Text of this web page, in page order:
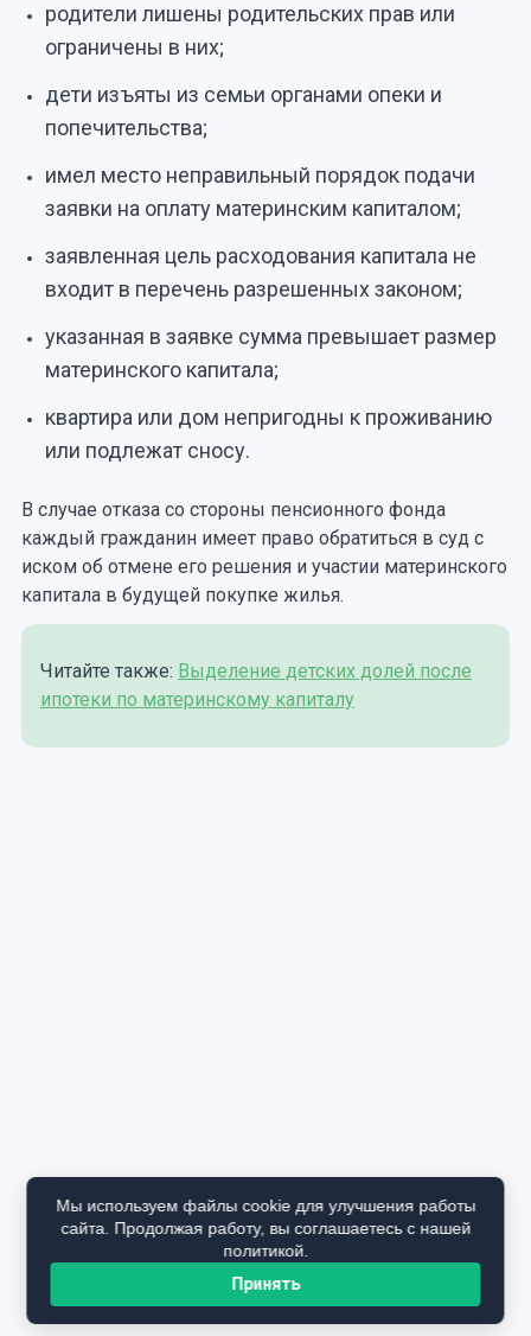
родители лишены родительских прав или
ограничены в них;
дети изъяты из семьи органами опеки и
попечительства;
имел место неправильный порядок подачи
заявки на оплату материнским капиталом;
заявленная цель расходования капитала не
входит в перечень разрешенных законом;
указанная в заявке сумма превышает размер
материнского капитала;
квартира или дом непригодны к проживанию
или подлежат сносу.
В случае отказа со стороны пенсионного фонда
каждый гражданин имеет право обратиться в суд с
иском об отмене его решения и участии материнского
капитала в будущей покупке жилья.
Читайте также: Выделение детских долей после
ипотеки по материнскому капиталу
Мы используем файлы cookie для улучшения работы
сайта. Продолжая работу, вы соглашаетесь с нашей
политикой.
Принять